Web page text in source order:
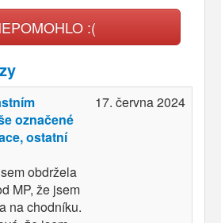
:(
označené
ostatní
obdržela
MP, že jsem
na chodníku.
17. června 2024